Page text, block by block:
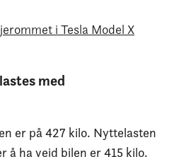
i Tesla Model X
med
er på 427 kilo. Nyttelasten
å ha veid bilen er 415 kilo.